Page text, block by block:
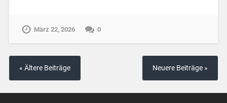
März 22, 2026 0
« Ältere Beiträge Neuere Beiträge »